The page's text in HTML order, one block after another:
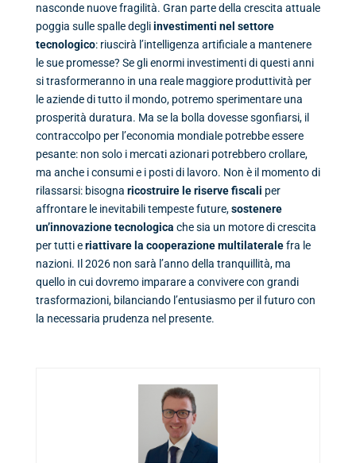
nasconde nuove fragilità. Gran parte della crescita attuale
poggia sulle spalle degliinvestimenti nel settore
tecnologico: riuscirà l’intelligenza artificiale a mantenere
le sue promesse? Se gli enormi investimenti di questi anni
si trasformeranno in una reale maggiore produttività per
le aziende di tutto il mondo, potremo sperimentare una
prosperità duratura. Ma se la bolla dovesse sgonfiarsi, il
contraccolpo per l’economia mondiale potrebbe essere
pesante: non solo i mercati azionari potrebbero crollare,
ma anche i consumi e i posti di lavoro. Non è il momento di
rilassarsi: bisogna ricostruire le riserve fiscali per
affrontare le inevitabili tempeste future,sostenere
un’innovazione tecnologica che sia un motore di crescita
per tutti eriattivare la cooperazione multilateralefra le
nazioni. Il 2026 non sarà l’anno della tranquillità, ma
quello in cui dovremo imparare a convivere con grandi
trasformazioni, bilanciando l’entusiasmo per il futuro con
la necessaria prudenza nel presente.